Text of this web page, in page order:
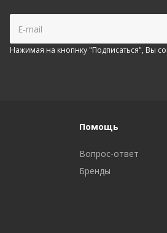
Нажимая на кнопнку "Подписаться", Вы
Помощь
Вопрос-ответ
Бренды